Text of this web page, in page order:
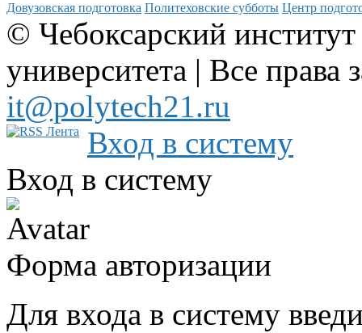
Довузовская подготовка Политеховские субботы Центр
© Чебоксарский
университета | Все
it@polytech21.ru
Вход в систему
Вход в систему
Форма авторизации
Для входа в систему